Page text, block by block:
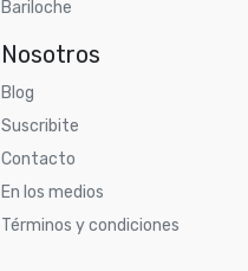
Bariloche
Nosotros
Blog
Suscribite
Contacto
En los medios
Términos y condiciones